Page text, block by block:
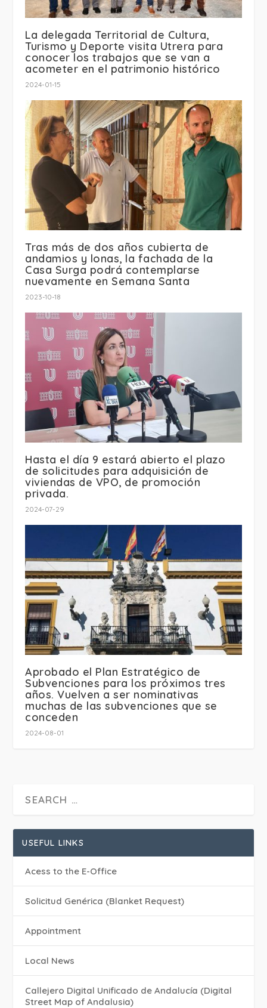
La delegada Territorial de Cultura,
Turismo y Deporte visita Utrera para
conocer los trabajos que se van a
acometer en el patrimonio histórico
2024-01-15
Tras más de dos años cubierta de
andamios y lonas, la fachada de la
Casa Surga podrá contemplarse
nuevamente en Semana Santa
2023-10-18
Hasta el día 9 estará abierto el plazo
de solicitudes para adquisición de
viviendas de VPO, de promoción
privada.
2024-07-29
Aprobado el Plan Estratégico de
Subvenciones para los próximos tres
años. Vuelven a ser nominativas
muchas de las subvenciones que se
conceden
2024-08-01
USEFUL LINKS
Acess to the E-Office
Solicitud Genérica (Blanket Request)
Appointment
Local News
Callejero Digital Unificado de Andalucía (Digital
Street Map of Andalusia)